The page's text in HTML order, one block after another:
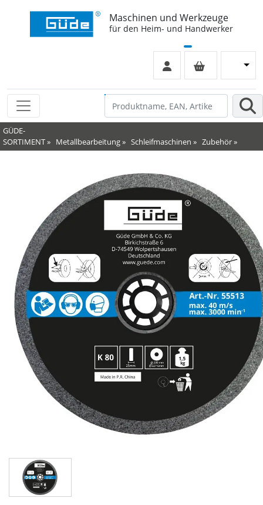
Maschinen und Werkzeuge
für den Heim- und Handwerker
GÜDE-
SORTIMENT» Metallbearbeitung» Schleifmaschinen » Zubehör»